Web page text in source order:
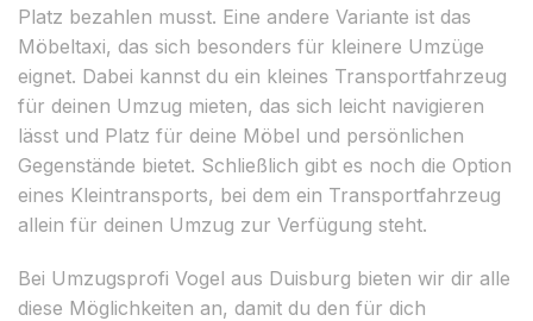
Platz bezahlen musst. Eine andere Variante ist das
Möbeltaxi, das sich besonders für kleinere Umzüge
eignet. Dabei kannst du ein kleines Transportfahrzeug
für deinen Umzug mieten, das sich leicht navigieren
lässt und Platz für deine Möbel und persönlichen
Gegenstände bietet. Schließlich gibt es noch die Option
eines Kleintransports, bei dem ein Transportfahrzeug
allein für deinen Umzug zur Verfügung steht.
Bei Umzugsprofi Vogel aus Duisburg bieten wir dir alle
diese Möglichkeiten an, damit du den für dich